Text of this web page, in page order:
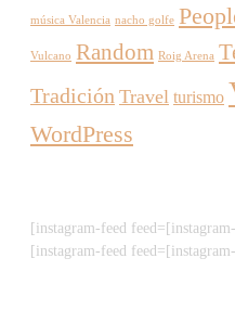
música Valencia nacho golfe
Vulcano Random Roig Arena
Tradición Travel turismo
WordPress
[instagram-feed
[instagram-feed